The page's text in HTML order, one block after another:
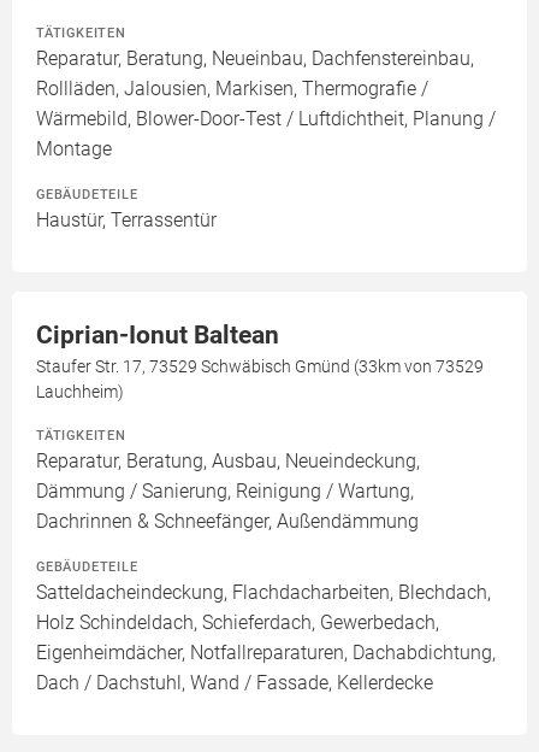
TÄTIGKEITEN
Reparatur, Beratung, Neueinbau, Dachfenstereinbau,
Rollläden, Jalousien, Markisen, Thermografie /
Wärmebild, Blower-Door-Test / Luftdichtheit, Planung /
Montage
GEBÄUDETEILE
Haustür, Terrassentür
Ciprian-Ionut Baltean
Staufer Str. 17, 73529 Schwäbisch Gmünd (33km von 73529
Lauchheim)
TÄTIGKEITEN
Reparatur, Beratung, Ausbau, Neueindeckung,
Dämmung / Sanierung, Reinigung / Wartung,
Dachrinnen & Schneefänger, Außendämmung
GEBÄUDETEILE
Satteldacheindeckung, Flachdacharbeiten, Blechdach,
Holz Schindeldach, Schieferdach, Gewerbedach,
Eigenheimdächer, Notfallreparaturen, Dachabdichtung,
Dach / Dachstuhl, Wand / Fassade, Kellerdecke